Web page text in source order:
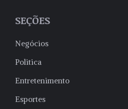
SEÇÕES
Negócios
Politica
Entretenimento
Esportes